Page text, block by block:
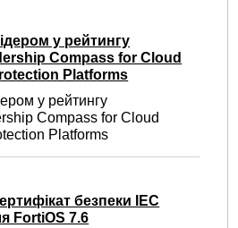
у рейтингу
Compass for Cloud
Platforms
у рейтингу
Compass for Cloud
Platforms
безпеки IEC
FortiOS 7.6